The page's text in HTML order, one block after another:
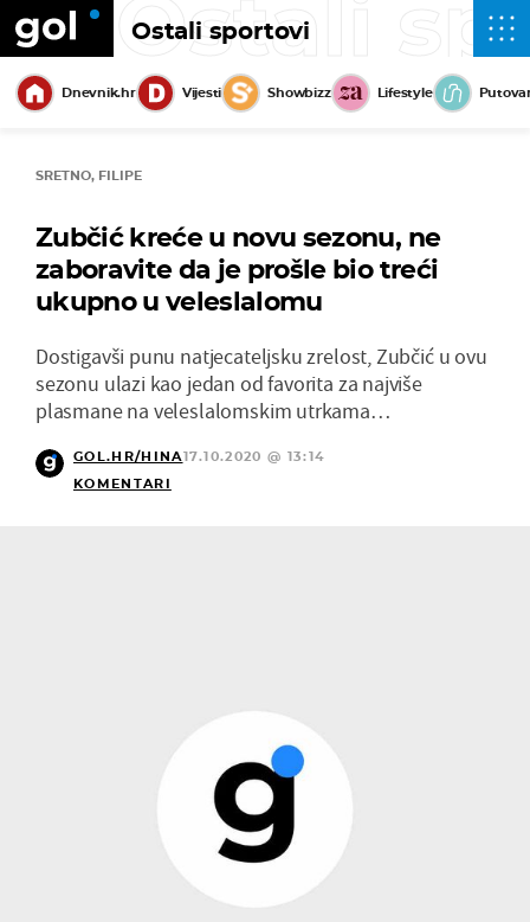
Ostali sportovi
Ostali
Dnevnik.hr Vijesti Showbizz Lifestyle
SRETNO, FILIPE
Zubčić kreće u novu sezonu, ne
zaboravite da je prošle bio treći
ukupno u veleslalomu
Dostigavši punu natjecateljsku zrelost, Zubčić u ovu
sezonu ulazi kao jedan od favorita za najviše
plasmane na veleslalomskim utrkama…
GOL.HR/HINA17.10.2020 @ 13:14
KOMENTARI